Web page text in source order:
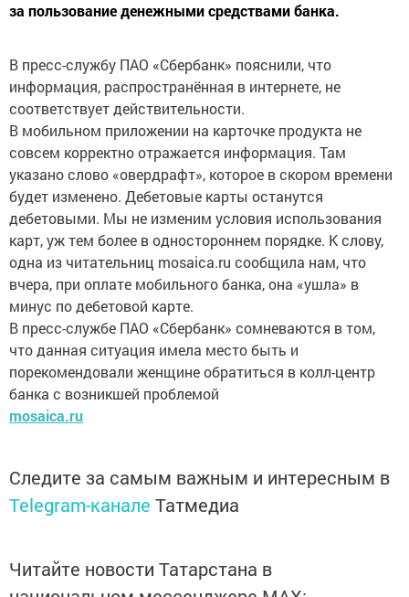
за пользование денежными средствами банка.
В пресс-службу ПАО «Сбербанк» пояснили, что
информация, распространённая в интернете, не
соответствует действительности.
В мобильном приложении на карточке продукта не
совсем корректно отражается информация. Там
указано слово «овердрафт», которое в скором времени
будет изменено. Дебетовые карты останутся
дебетовыми. Мы не изменим условия использования
карт, уж тем более в одностороннем порядке. К слову,
одна из читательниц mosaica.ru сообщила нам, что
вчера, при оплате мобильного банка, она «ушла» в
минус по дебетовой карте.
В пресс-службе ПАО «Сбербанк» сомневаются в том,
что данная ситуация имела место быть и
порекомендовали женщине обратиться в колл-центр
банка с возникшей проблемой
mosaica.ru
Следите за самым важным и интересным в
Telegram-канале Татмедиа
Читайте новости Татарстана в